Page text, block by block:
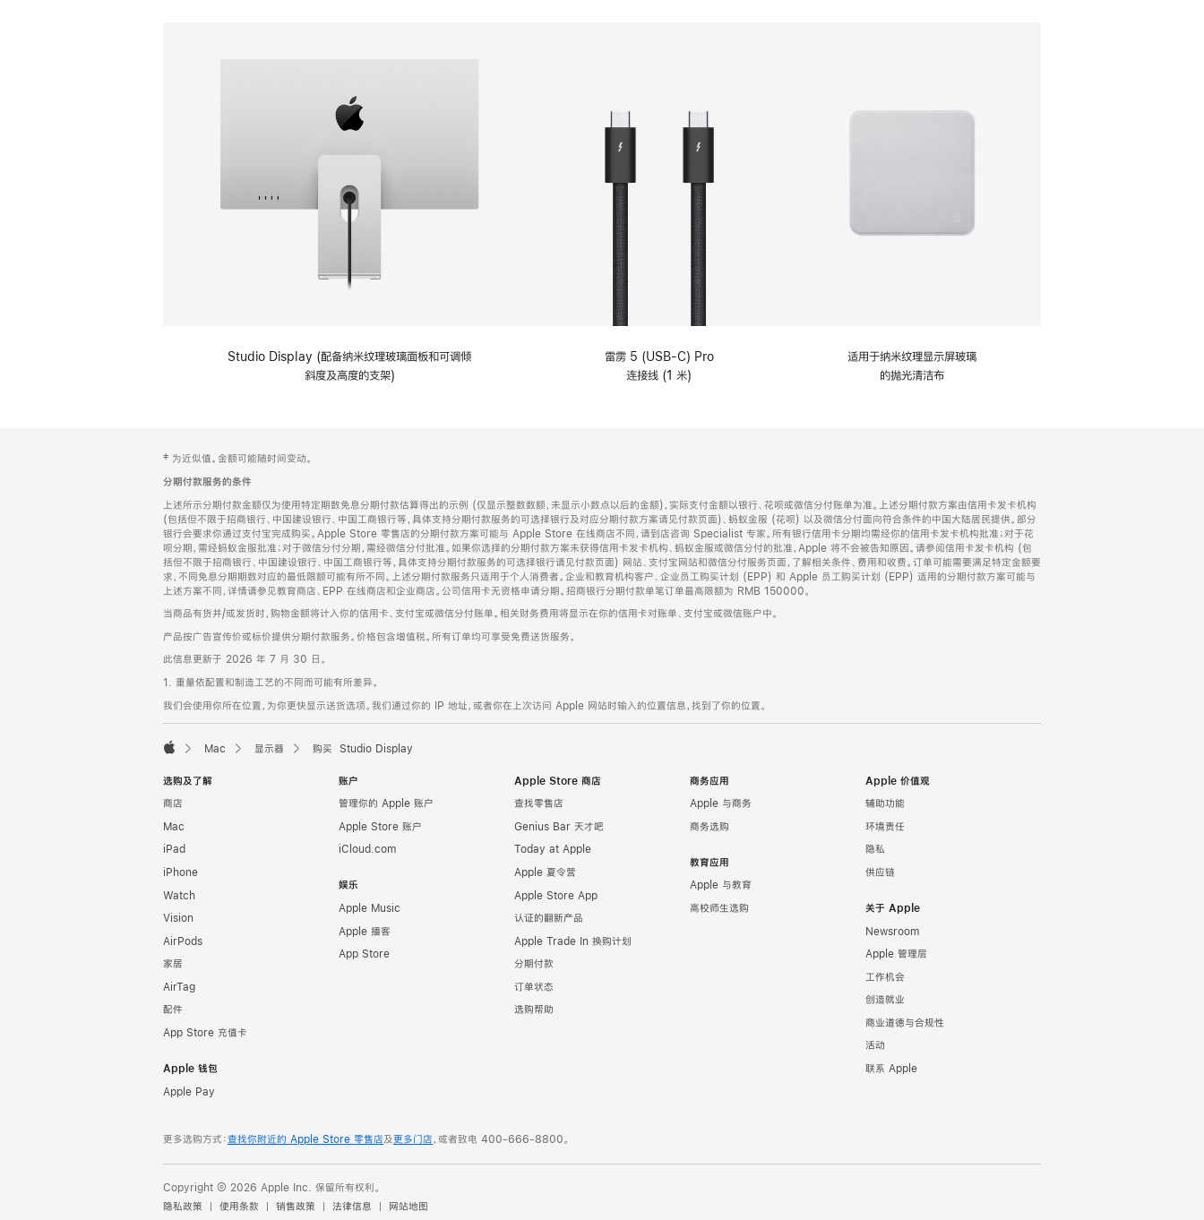
Studio Display (配备纳米纹理玻璃面板和可调倾
斜度及高度的支架)
雷雳 5 (USB-C) Pro
连接线 (1 米)
适用于纳米纹理显示屏玻璃
的抛光清洁布
页
脚
注
‡ 为近似值。金额可能随时间变动。
分期付款服务的条件
上述所示分期付款金额仅为使用特定期数免息分期付款估算得出的示例 (仅显示整数数额，未显示小数点以后的金额)，实际支付金额以银行、花呗或微信分付账单为准。上述分期付款方案由信用卡发卡机构
(包括但不限于招商银行、中国建设银行、中国工商银行等，具体支持分期付款服务的可选择银行及对应分期付款方案请见付款页面)、蚂蚁金服 (花呗) 以及微信分付面向符合条件的中国大陆居民提供。部分
银行会要求你通过支付宝完成购买。Apple Store 零售店的分期付款方案可能与 Apple Store 在线商店不同，请到店咨询 Specialist 专家。所有银行信用卡分期均需经你的信用卡发卡机构批准；对于花
呗分期，需经蚂蚁金服批准；对于微信分付分期，需经微信分付批准。如果你选择的分期付款方案未获得信用卡发卡机构、蚂蚁金服或微信分付的批准，Apple 将不会被告知原因。请参阅信用卡发卡机构 (包
括但不限于招商银行、中国建设银行、中国工商银行等，具体支持分期付款服务的可选择银行请见付款页面) 网站、支付宝网站和微信分付服务页面，了解相关条件、费用和收费。订单可能需要满足特定金额要
求，不同免息分期期数对应的最低限额可能有所不同。上述分期付款服务只适用于个人消费者。企业和教育机构客户、企业员工购买计划 (EPP) 和 Apple 员工购买计划 (EPP) 适用的分期付款方案可能与
上述方案不同，详情请参见教育商店、EPP 在线商店和企业商店。公司信用卡无资格申请分期。招商银行分期付款单笔订单最高限额为 RMB 150000。
当商品有货并/或发货时，购物金额将计入你的信用卡、支付宝或微信分付账单。相关财务费用将显示在你的信用卡对账单、支付宝或微信账户中。
产品按广告宣传价或标价提供分期付款服务。价格包含增值税。所有订单均可享受免费送货服务。
此信息更新于 2026 年 7 月 30 日。
1. 重量依配置和制造工艺的不同而可能有所差异。
我们会使用你所在位置，为你更快显示送货选项。我们通过你的 IP 地址，或者你在上次访问 Apple 网站时输入的位置信息，找到了你的位置。
Mac 显示器 购买 Studio Display
选购及了解
商店
Mac
iPad
iPhone
Watch
Vision
AirPods
家居
AirTag
配件
App Store 充值卡
Apple 钱包
Apple Pay
账户
管理你的 Apple 账户
Apple Store 账户
iCloud.com
娱乐
Apple Music
Apple 播客
App Store
Apple Store 商店
查找零售店
Genius Bar 天才吧
Today at Apple
Apple 夏令营
Apple Store App
认证的翻新产品
Apple Trade In 换购计划
分期付款
订单状态
选购帮助
商务应用
Apple 与商务
商务选购
教育应用
Apple 与教育
高校师生选购
Apple 价值观
辅助功能
环境责任
隐私
供应链
关于 Apple
Newsroom
Apple 管理层
工作机会
创造就业
商业道德与合规性
活动
联系 Apple
更多选购方式：查找你附近的 Apple Store 零售店及更多门店，或者致电 400-666-8800。
Copyright © 2026 Apple Inc. 保留所有权利。
隐私政策
使用条款 销售政策 法律信息 网站地图